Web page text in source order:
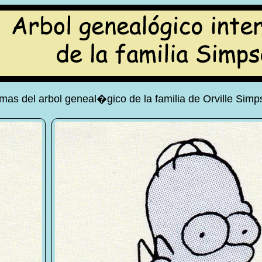
del arbol geneal�gico de la familia de Orville